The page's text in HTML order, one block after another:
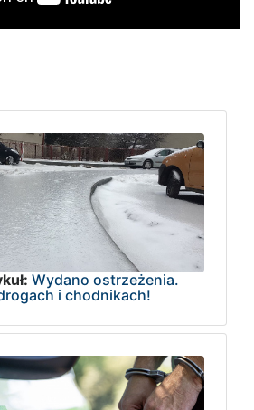
Wydano ostrzeżenia.
i chodnikach!